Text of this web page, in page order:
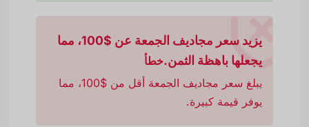
يزيد سعر مجاديف الجمعة عن $100، مما
يجعلها باهظة الثمن.خطأ
يبلغ سعر مجاديف الجمعة أقل من $100، مما
يوفر قيمة كبيرة.